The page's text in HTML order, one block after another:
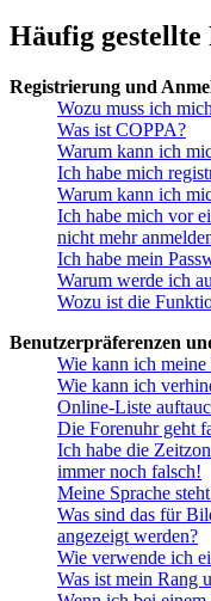
Häufig gestellte
Registrierung und
Wozu muss ich
Was ist COPPA?
Warum kann ich
Ich habe mich
Warum kann ich
Ich habe mich vor
nicht mehr
Ich habe mein
Warum werde ich
Wozu ist die
Benutzerpräferenzen
Wie kann ich
Wie kann ich
Online-Liste
Die Forenuhr geht
Ich habe die
immer noch falsch!
Meine Sprache
Was sind das für
angezeigt werden?
Wie verwende ich
Was ist mein Rang